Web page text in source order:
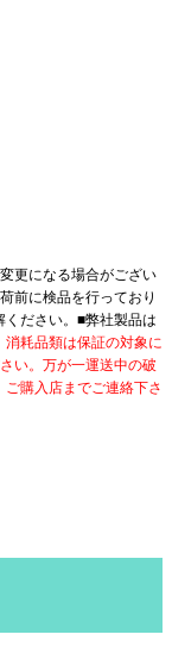
更になる場合がござい
前に検品を行っており
ください。■弊社製品は
耗品類は保証の対象に
い。万が一運送中の破
ご購入店までご連絡下さ